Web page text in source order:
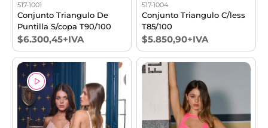
517-1001
Conjunto Triangulo De
Puntilla S/copa T90/100
$6.300,45+IVA
517-1004
Conjunto Triangulo C/less
T85/100
$5.850,90+IVA